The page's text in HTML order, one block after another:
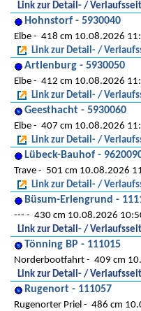
Link zur Detail- /
Hohnstorf - 5930040
Elbe
418 cm 10.08.2026
Link zur Detail- /
Artlenburg - 5930050
Elbe
412 cm 10.08.2026
Link zur Detail- /
Geesthacht - 5930060
Elbe
407 cm 10.08.2026
Link zur Detail- /
Lübeck-Bauhof -
Trave
501 cm 10.08.2026
Link zur Detail- /
Büsum-Erlengrund -
---
430 cm 10.08.2026
Link zur Detail- /
Tönning BP - 111015
Norderbootfahrt
409 cm
Link zur Detail- /
Rugenort - 111057
Rugenorter Priel
486 cm